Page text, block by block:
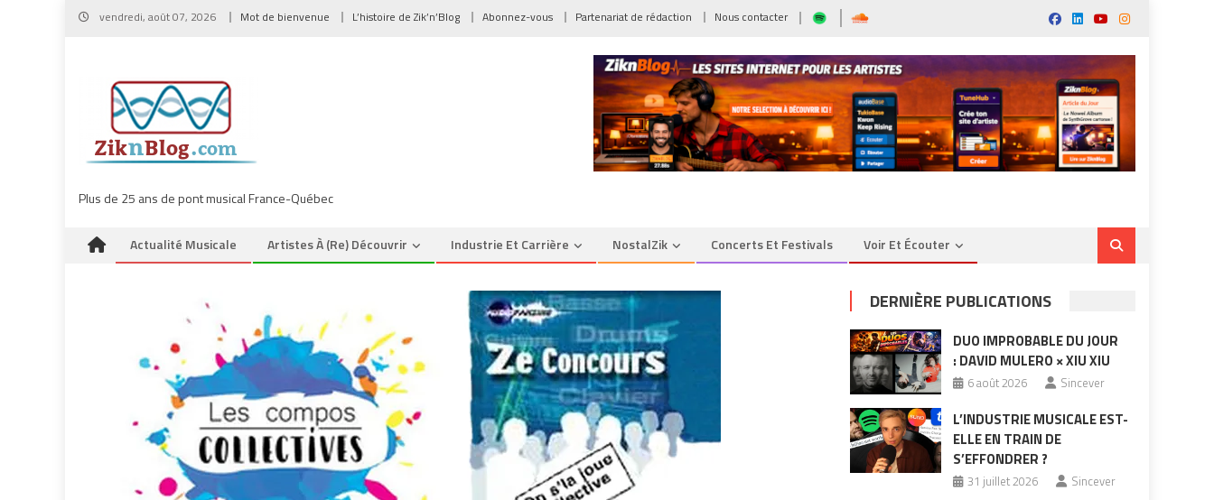
Skip
vendredi, août 07, 2026 Mot de bienvenue L’histoire de Zik’n’Blog Abonnez-vous Partenariat de rédaction Nous contacter
Plus de 25 ans de pont musical France-Québec
Actualité Musicale Artistes À (re) Découvrir Industrie Et Carrière NostalZik Concerts Et Festivals Voir Et Écouter
DERNIÈRE PUBLICATIONS
DUO IMPROBABLE DU JOUR
: DAVID MULERO × XIU XIU
6 août 2026 Sincever
L’INDUSTRIE MUSICALE EST-
ELLE EN TRAIN DE
S’EFFONDRER ?
31 juillet 2026 Sincever